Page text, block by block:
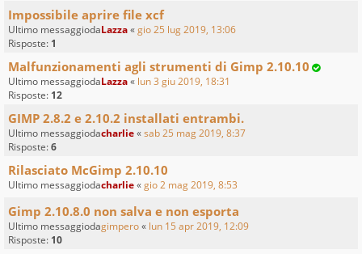
Impossibile aprire file xcf
Ultimo messaggiodaLazza«gio 25 lug 2019, 13:06
Risposte: 1
Malfunzionamenti agli strumenti di Gimp 2.10.10
Ultimo messaggiodaLazza« lun 3 giu 2019, 18:31
Risposte: 12
GIMP 2.8.2 e 2.10.2 installati entrambi.
Ultimo messaggiodacharlie«sab 25 mag 2019, 8:37
Risposte:6
Rilasciato McGimp 2.10.10
Ultimo messaggiodacharlie«gio 2 mag 2019, 8:53
Gimp 2.10.8.0 non salva e non esporta
Ultimo messaggiodagimpero« lun 15 apr 2019, 12:09
Risposte: 10